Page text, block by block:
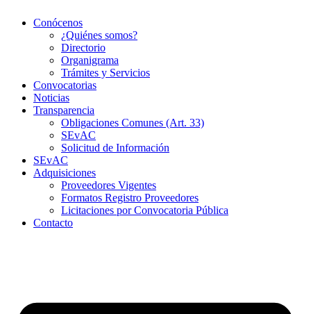
Conócenos
¿Quiénes somos?
Directorio
Organigrama
Trámites y Servicios
Convocatorias
Noticias
Transparencia
Obligaciones Comunes (Art. 33)
SEvAC
Solicitud de Información
SEvAC
Adquisiciones
Proveedores Vigentes
Formatos Registro Proveedores
Licitaciones por Convocatoria Pública
Contacto